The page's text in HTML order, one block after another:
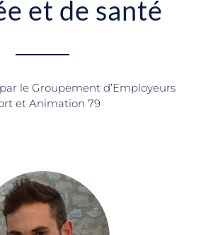
et de santé
le Groupement d’Employeurs
et Animation 79